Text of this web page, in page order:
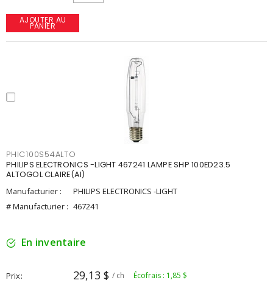
AJOUTER AU
PANIER
PHIC100S54ALTO
PHILIPS ELECTRONICS -LIGHT 467241 LAMPE SHP 100ED23.5
ALTOGOL CLAIRE(AI)
Manufacturier :
PHILIPS ELECTRONICS -LIGHT
# Manufacturier : 467241
En inventaire
Prix 29,13 $ / ch Écofrais : 1,85 $